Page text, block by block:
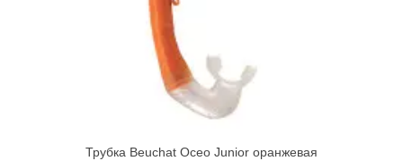
Трубка Beuchat Oceo Junior оранжевая